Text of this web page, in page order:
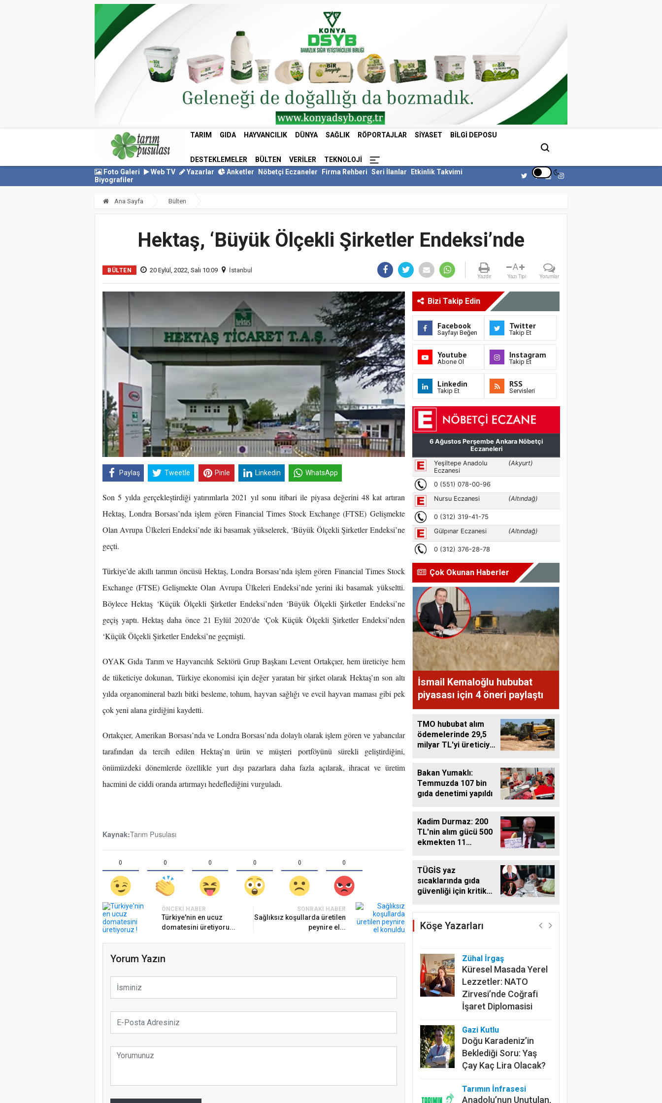
TARIM GIDA HAYVANCILIK DÜNYA SAĞLIK RÖPORTAJLAR SIYASET BILGI DEPOSU
DESTEKLEMELER BÜLTEN VERILER
TEKNOLOJI
Foto Galeri
Web TV Yazarlar Anketler Nöbetçi Eczaneler Firma Rehberi Seri İlanlar
Etkinlik Takvimi
Biyografiler
Ana Sayfa Bülten
Hektaş, ‘Büyük Ölçekli Şirketler Endeksi’nde
BÜLTEN 20 Eylül, 2022, Salı 10:09 İstanbul
Yazdır
A
Yazı Tipi Yorumlar
Paylaş Tweetle Pinle Linkedin WhatsApp
Son 5 yılda gerçekleştirdiği yatırımlarla 2021 yıl sonu itibari ile piyasa değerini 48 kat artıran
Hektaş, Londra Borsası’nda işlem gören Financial Times Stock Exchange (FTSE) Gelişmekte
Olan Avrupa Ülkeleri Endeksi’nde iki basamak yükselerek, ‘Büyük Ölçekli Şirketler Endeksi’ne
geçti.
Türkiye’de akıllı tarımın öncüsü Hektaş, Londra Borsası’nda işlem gören Financial Times Stock
Exchange (FTSE) Gelişmekte Olan Avrupa Ülkeleri Endeksi’nde yerini iki basamak yükseltti.
Böylece Hektaş ‘Küçük Ölçekli Şirketler Endeksi’nden ‘Büyük Ölçekli Şirketler Endeksi’ne
geçiş yaptı. Hektaş daha önce 21 Eylül 2020’de ‘Çok Küçük Ölçekli Şirketler Endeksi’nden
‘Küçük Ölçekli Şirketler Endeksi’ne geçmişti.
OYAK Gıda Tarım ve Hayvancılık Sektörü Grup Başkanı Levent Ortakçıer, hem üreticiye hem
de tüketiciye dokunan, Türkiye ekonomisi için değer yaratan bir şirket olarak Hektaş’ın son altı
yılda organomineral bazlı bitki besleme, tohum, hayvan sağlığı ve evcil hayvan maması gibi pek
çok yeni alana girdiğini kaydetti.
Ortakçıer, Amerikan Borsası’nda ve Londra Borsası’nda dolaylı olarak işlem gören ve yabancılar
tarafından da tercih edilen Hektaş’ın ürün ve müşteri portföyünü sürekli geliştirdiğini,
önümüzdeki dönemlerde özellikle yurt dışı pazarlara daha fazla açılarak, ihracat ve üretim
hacmini de ciddi oranda artırmayı hedeflediğini vurguladı.
Kaynak:Tarım Pusulası
0 0 0 0 0 0
ÖNCEKI HABER
Türkiye'nin en ucuz
domatesini üretiyoru...
SONRAKI HABER
Sağlıksız koşullarda üretilen
peynire el...
Yorum Yazın
Bizi Takip Edin
Facebook
Sayfayı Beğen
Twitter
Takip Et
Youtube
Abone Ol
Instagram
Takip Et
Linkedin
Takip Et
RSS
Servisleri
Çok Okunan Haberler
İsmail Kemaloğlu hububat
piyasası için 4 öneri paylaştı
TMO hububat alım
ödemelerinde 29,5
milyar TL'yi üreticiye
Bakan Yumaklı:
Temmuzda 107 bin
gıda denetimi yapıldı
Kadim Durmaz: 200
TL'nin alım gücü 500
ekmekten 11
TÜGİS yaz
sıcaklarında gıda
güvenliği için kritik
Köşe Yazarları
Harun Göksel
Geleceğin Pamuğu:
Doğal, İzlenebilir ve
Zühal İrgaş
Küresel Masada Yerel
Lezzetler: NATO
Zirvesi’nde Coğrafi
İşaret Diplomasisi
Gazi Kutlu
Doğu Karadeniz’in
Beklediği Soru: Yaş
Çay Kaç Lira Olacak?
Tarımın İnfrasesi
Anadolu’nun Unutulan,